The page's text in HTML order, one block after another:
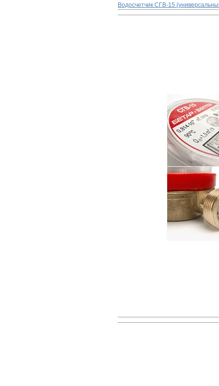
Водосчетчик СГВ-15